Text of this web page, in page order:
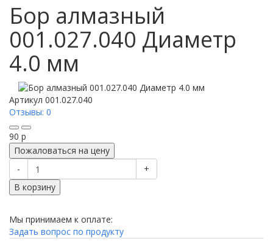
Бор алмазный
001.027.040 Диаметр
4.0 мм
Артикул 001.027.040
Отзывы: 0
90 p
Пожаловаться на цену
-
+
В корзину
Мы принимаем к оплате:
Задать вопрос по продукту